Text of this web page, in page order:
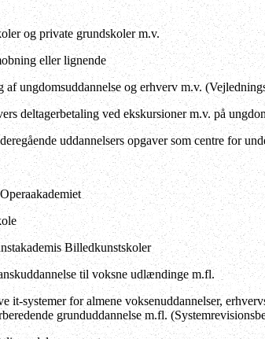
og private grundskoler m.v.
eller lignende
ungdomsuddannelse og erhverv m.v.
deltagerbetaling ved ekskursioner m.v. på
uddannelsers opgaver som centre for
Billedkunstskoler
til voksne udlændinge m.fl.
it-systemer for almene voksenuddannelser,
grunduddannelse m.fl.